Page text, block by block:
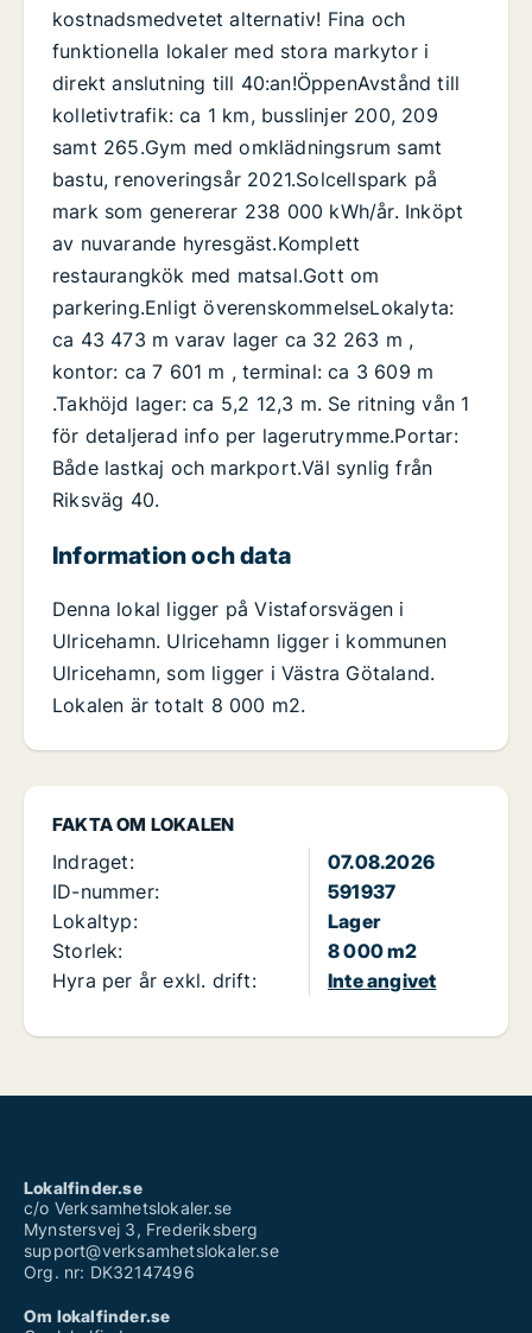
FAKTA OM LOKALEN
Indraget:
07.08.2026
ID-nummer:
591937
Lokaltyp:
Lager
Storlek:
8 000 m2
Hyra per år exkl. drift:
Inte angivet
kostnadsmedvetet alternativ! Fina och
funktionella lokaler med stora markytor i
direkt anslutning till 40:an!ÖppenAvstånd till
kolletivtrafik: ca 1 km, busslinjer 200, 209
samt 265.Gym med omklädningsrum samt
bastu, renoveringsår 2021.Solcellspark på
mark som genererar 238 000 kWh/år. Inköpt
av nuvarande hyresgäst.Komplett
restaurangkök med matsal.Gott om
parkering.Enligt överenskommelseLokalyta:
ca 43 473 m varav lager ca 32 263 m ,
kontor: ca 7 601 m , terminal: ca 3 609 m
.Takhöjd lager: ca 5,2 12,3 m. Se ritning vån 1
för detaljerad info per lagerutrymme.Portar:
Både lastkaj och markport.Väl synlig från
Riksväg 40.
Information och data
Denna lokal ligger på Vistaforsvägen i
Ulricehamn. Ulricehamn ligger i kommunen
Ulricehamn, som ligger i Västra Götaland.
Lokalen är totalt 8 000 m2.
Lokalfinder.se
c/o Verksamhetslokaler.se
Mynstersvej 3, Frederiksberg
support@verksamhetslokaler.se
Org. nr: DK32147496
Om lokalfinder.se